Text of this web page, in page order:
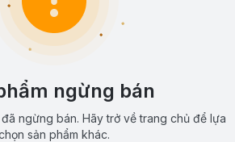
ngừng bán
ngừng bán. Hãy trở về trang chủ để lựa
sản phẩm khác.